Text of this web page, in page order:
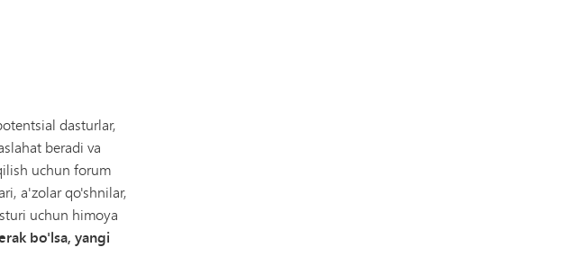
dasturlar,
beradi va
uchun forum
a'zolar qo'shnilar,
uchun himoya
bo'lsa, yangi